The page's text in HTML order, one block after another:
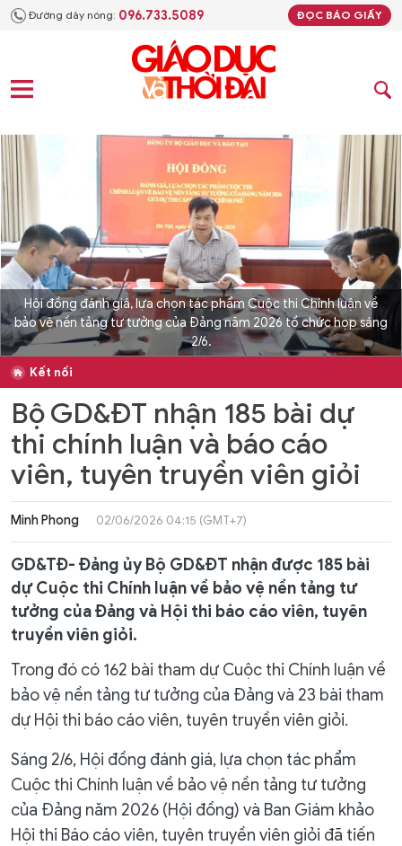
Đường dây nóng: 096.733.5089 ĐỌC BÁO GIẤY
Hội đồng đánh giá, lựa chọn tác phẩm Cuộc thi Chính luận về
bảo vệ nền tảng tư tưởng của Đảng năm 2026 tổ chức họp sáng
2/6.
Kết nối
Bộ GD&ĐT nhận 185 bài dự
thi chính luận và báo cáo
viên, tuyên truyền viên giỏi
Minh Phong 02/06/2026 04:15 (GMT+7)
GD&TĐ- Đảng ủy Bộ GD&ĐT nhận được 185 bài
dự Cuộc thi Chính luận về bảo vệ nền tảng tư
tưởng của Đảng và Hội thi báo cáo viên, tuyên
truyền viên giỏi.
Trong đó có 162 bài tham dự Cuộc thi Chính luận về
bảo vệ nền tảng tư tưởng của Đảng và 23 bài tham
dự Hội thi báo cáo viên, tuyên truyền viên giỏi.
Sáng 2/6, Hội đồng đánh giá, lựa chọn tác phẩm
Cuộc thi Chính luận về bảo vệ nền tảng tư tưởng
của Đảng năm 2026 (Hội đồng) và Ban Giám khảo
Hội thi Báo cáo viên, tuyên truyền viên giỏi đã tiến